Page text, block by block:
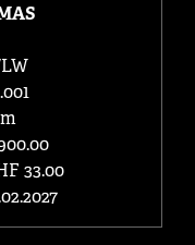
33.00